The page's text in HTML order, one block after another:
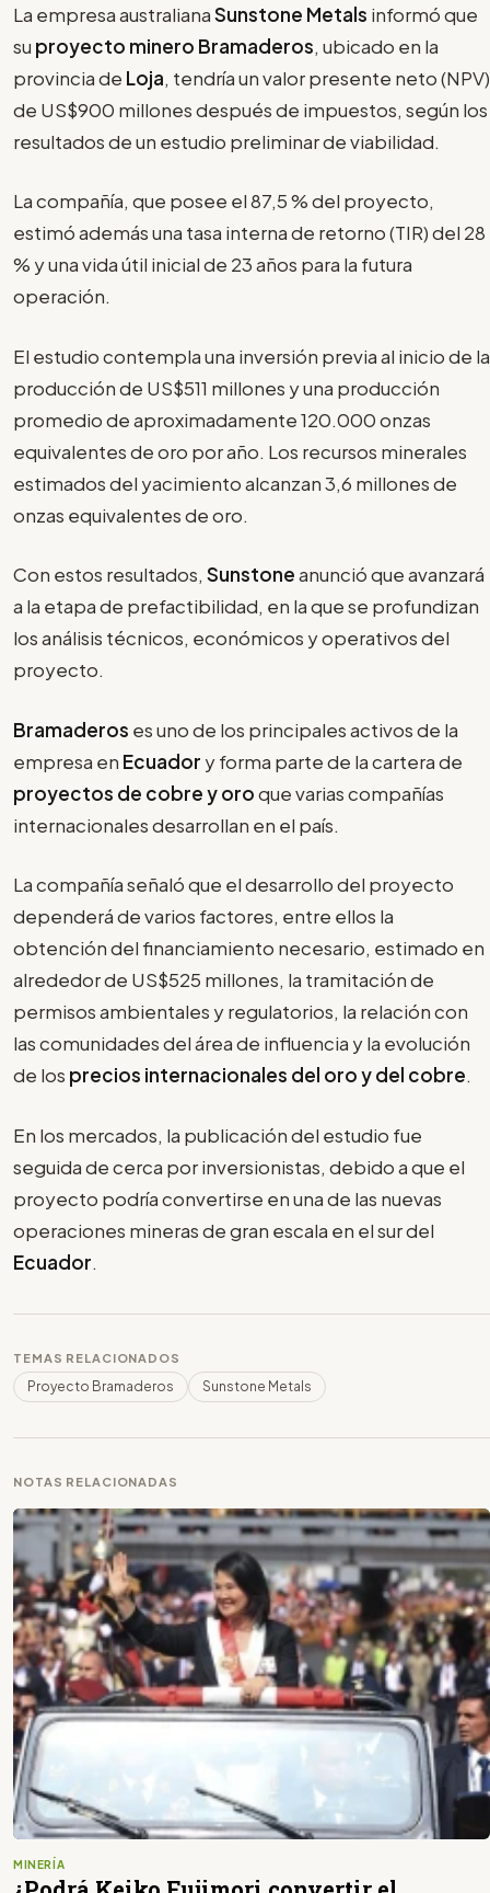
La empresa australianaSunstone Metals informó que
su proyecto minero Bramaderos, ubicado en la
provincia de Loja, tendría un valor presente neto (NPV)
de US$900 millones después de impuestos, según los
resultados de un estudio preliminar de viabilidad.
La compañía, que posee el 87,5 % del proyecto,
estimó además una tasa interna de retorno (TIR) del 28
% y una vida útil inicial de 23 años para la futura
operación.
El estudio contempla una inversión previa al inicio de la
producción de US$511 millones y una producción
promedio de aproximadamente 120.000 onzas
equivalentes de oro por año. Los recursos minerales
estimados del yacimiento alcanzan 3,6 millones de
onzas equivalentes de oro.
Con estos resultados, Sunstoneanunció que avanzará
a la etapa de prefactibilidad, en la que se profundizan
los análisis técnicos, económicos y operativos del
proyecto.
Bramaderos es uno de los principales activos de la
empresa en Ecuador y forma parte de la cartera de
proyectos de cobre y oroque varias compañías
internacionales desarrollan en el país.
La compañía señaló que el desarrollo del proyecto
dependerá de varios factores, entre ellos la
obtención del financiamiento necesario, estimado en
alrededor de US$525 millones, la tramitación de
permisos ambientales y regulatorios, la relación con
las comunidades del área de influencia y la evolución
de los precios internacionales del oro y del cobre.
En los mercados, la publicación del estudio fue
seguida de cerca por inversionistas, debido a que el
proyecto podría convertirse en una de las nuevas
operaciones mineras de gran escala en el sur del
Ecuador.
TEMAS RELACIONADOS
Proyecto Bramaderos Sunstone Metals
NOTAS RELACIONADAS
MINERÍA